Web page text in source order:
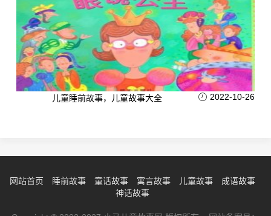
儿童睡前故事，儿童故事大全 2022-10-26
网站首页 睡前故事 童话故事 寓言故事 儿童故事
成语故事
神话故事